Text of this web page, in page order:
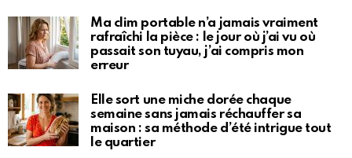
Ma clim portable n’a jamais vraiment
rafraîchi la pièce : le jour où j’ai vu où
passait son tuyau, j’ai compris mon
erreur
Elle sort une miche dorée chaque
semaine sans jamais réchauffer sa
maison : sa méthode d’été intrigue tout
le quartier